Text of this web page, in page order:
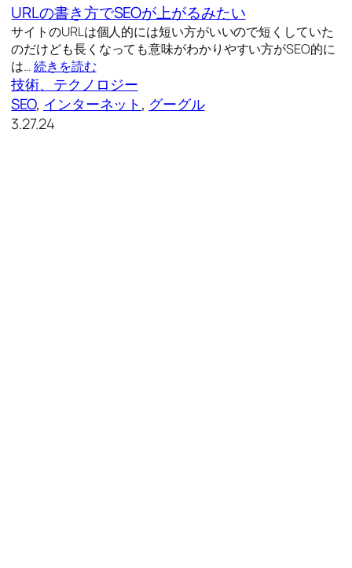
URLの書き方でSEOが上がるみたい
サイトのURLは個人的には短い方がいいので短くしていた
のだけども長くなっても意味がわかりやすい方がSEO的に
は…続きを読む
技術、テクノロジー
SEO, インターネット, グーグル
3.27.24